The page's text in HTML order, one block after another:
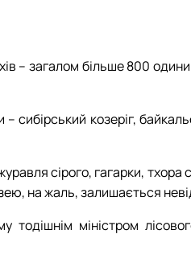
– загалом більше 800
козеріг,
сірого, гагарки, тхора
на жаль, залишається
міністром